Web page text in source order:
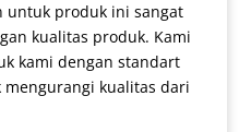
untuk produk ini sangat
kualitas produk. Kami
kami dengan standart
kualitas dari